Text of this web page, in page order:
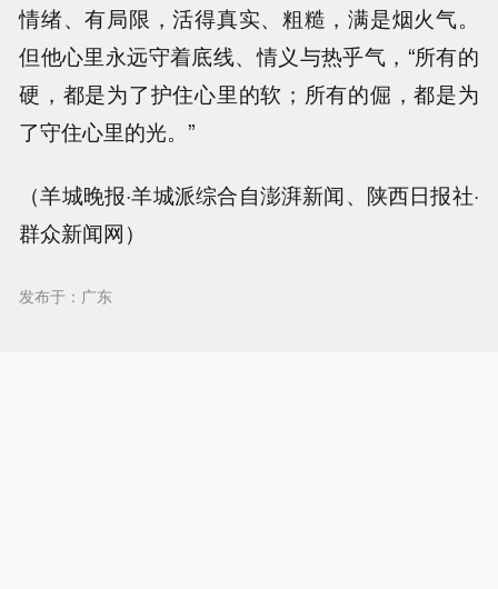
情绪、有局限，活得真实、粗糙，满是烟火气。
但他心里永远守着底线、情义与热乎气，“所有的
硬，都是为了护住心里的软；所有的倔，都是为
了守住心里的光。”
（羊城晚报·羊城派综合自澎湃新闻、陕西日报社·
群众新闻网）
发布于：广东